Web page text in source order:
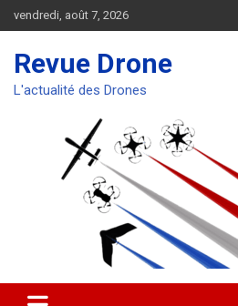
au
vendredi, août 7, 2026
Revue Drone
L'actualité des Drones